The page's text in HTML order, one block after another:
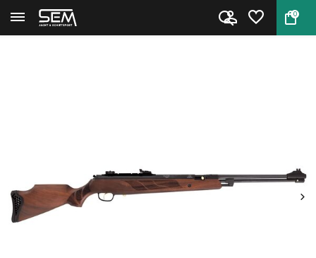
0
Terug Home Torpedo 155 luchtbuks van Hats...